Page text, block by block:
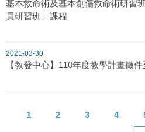
基本救命術及基本創傷救命術研習
員研習班」課程
2021-03-30
【教發中心】110年度教學計畫徵件
1 2 3 4